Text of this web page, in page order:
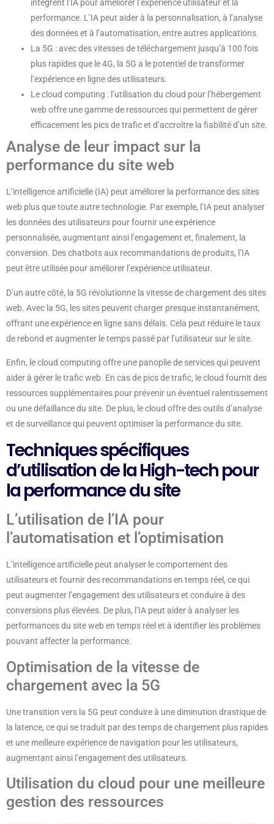
intègrent l’IA pour améliorer l’expérience utilisateur et la
performance. L’IA peut aider à la personnalisation, à l’analyse
des données et à l’automatisation, entre autres applications.
La 5G : avec des vitesses de téléchargement jusqu’à 100 fois
plus rapides que le 4G, la 5G a le potentiel de transformer
l’expérience en ligne des utilisateurs.
Le cloud computing : l’utilisation du cloud pour l’hébergement
web offre une gamme de ressources qui permettent de gérer
efficacement les pics de trafic et d’accroître la fiabilité d’un site.
Analyse de leur impact sur la
performance du site web
L’intelligence artificielle (IA) peut améliorer la performance des sites
web plus que toute autre technologie. Par exemple, l’IA peut analyser
les données des utilisateurs pour fournir une expérience
personnalisée, augmentant ainsi l’engagement et, finalement, la
conversion. Des chatbots aux recommandations de produits, l’IA
peut être utilisée pour améliorer l’expérience utilisateur.
D’un autre côté, la 5G révolutionne la vitesse de chargement des sites
web. Avec la 5G, les sites peuvent charger presque instantanément,
offrant une expérience en ligne sans délais. Cela peut réduire le taux
de rebond et augmenter le temps passé par l’utilisateur sur le site.
Enfin, le cloud computing offre une panoplie de services qui peuvent
aider à gérer le trafic web. En cas de pics de trafic, le cloud fournit des
ressources supplémentaires pour prévenir un éventuel ralentissement
ou une défaillance du site. De plus, le cloud offre des outils d’analyse
et de surveillance qui peuvent optimiser la performance du site.
Techniques spécifiques
d’utilisation de la High-tech pour
la performance du site
L’utilisation de l’IA pour
l’automatisation et l’optimisation
L’intelligence artificielle peut analyser le comportement des
utilisateurs et fournir des recommandations en temps réel, ce qui
peut augmenter l’engagement des utilisateurs et conduire à des
conversions plus élevées. De plus, l’IA peut aider à analyser les
performances du site web en temps réel et à identifier les problèmes
pouvant affecter la performance.
Optimisation de la vitesse de
chargement avec la 5G
Une transition vers la 5G peut conduire à une diminution drastique de
la latence, ce qui se traduit par des temps de chargement plus rapides
et une meilleure expérience de navigation pour les utilisateurs,
augmentant ainsi l’engagement des utilisateurs.
Utilisation du cloud pour une meilleure
gestion des ressources